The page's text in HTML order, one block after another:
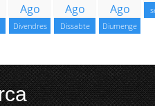
Ago
Divendres
Ago
Dissabte
Ago
Diumenge